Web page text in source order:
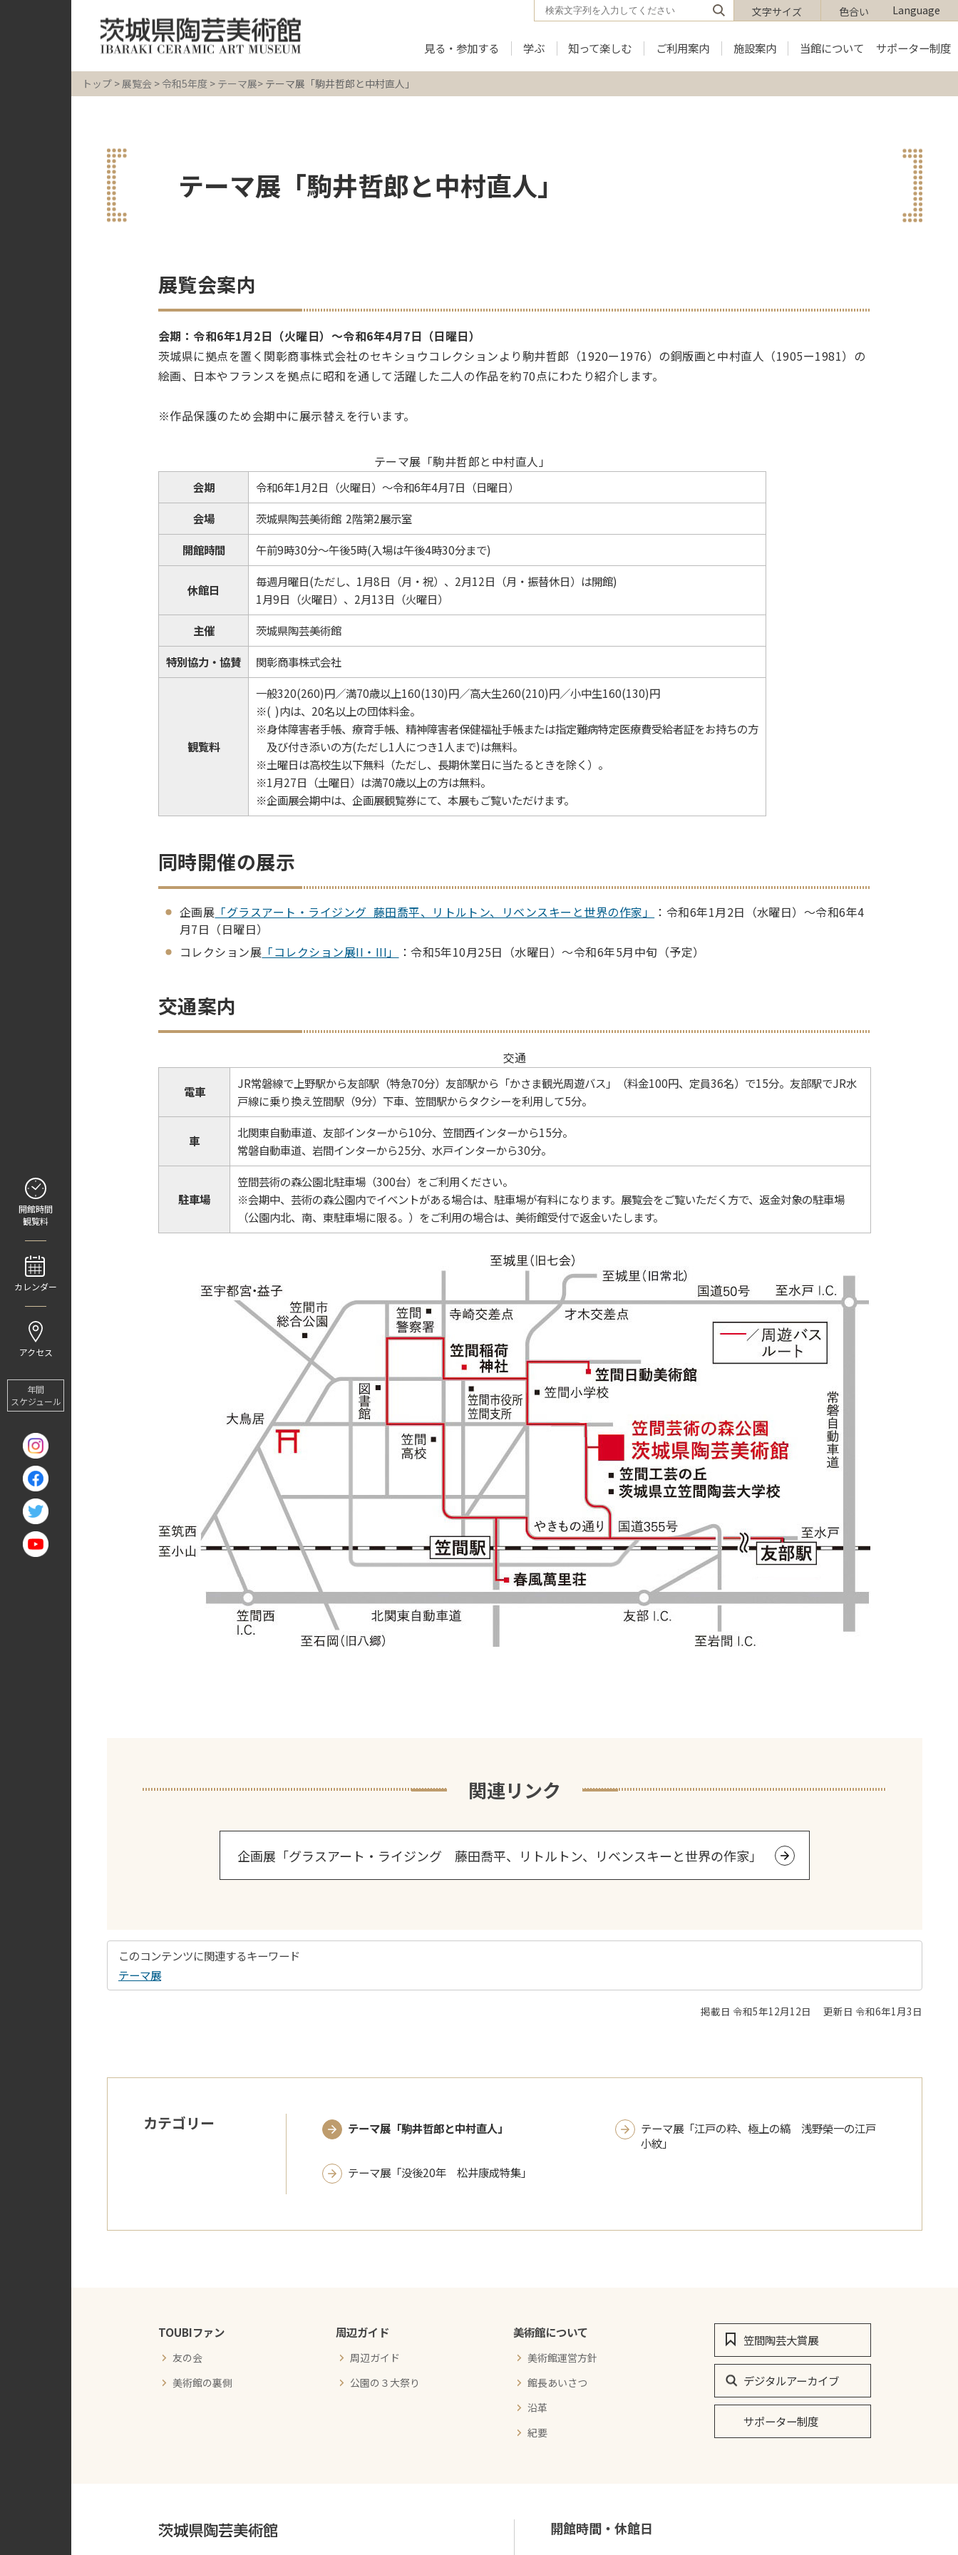
色合い
文字サイズ Language
見る・参加する 学ぶ 知って楽しむ ご利用案内 施設案内 当館について サポーター制度
開館時間
観覧料
カレンダー
アクセス
年間
スケジュール
トップ >展覧会 > 令和5年度 > テーマ展> テーマ展「駒井哲郎と中村直人」
テーマ展「駒井哲郎と中村直人」
展覧会案内
会期：令和6年1月2日（火曜日）～令和6年4月7日（日曜日）
茨城県に拠点を置く関彰商事株式会社のセキショウコレクションより駒井哲郎（1920ー1976）の銅版画と中村直人（1905ー1981）の
絵画、日本やフランスを拠点に昭和を通して活躍した二人の作品を約70点にわたり紹介します。
※作品保護のため会期中に展示替えを行います。
テーマ展「駒井哲郎と中村直人」
会期
令和6年1月2日（火曜日）～令和6年4月7日（日曜日）
会場
茨城県陶芸美術館 2階第2展示室
開館時間
午前9時30分～午後5時(入場は午後4時30分まで)
休館日
毎週月曜日(ただし、1月8日（月・祝）、2月12日（月・振替休日）は開館)
1月9日（火曜日）、2月13日（火曜日）
主催
茨城県陶芸美術館
特別協力・協賛
関彰商事株式会社
観覧料
一般320(260)円／満70歳以上160(130)円／高大生260(210)円／小中生160(130)円
※( )内は、20名以上の団体料金。
※身体障害者手帳、療育手帳、精神障害者保健福祉手帳または指定難病特定医療費受給者証をお持ちの方
及び付き添いの方(ただし1人につき1人まで)は無料。
※土曜日は高校生以下無料（ただし、長期休業日に当たるときを除く）。
※1月27日（土曜日）は満70歳以上の方は無料。
※企画展会期中は、企画展観覧券にて、本展もご覧いただけます。
同時開催の展示
企画展 「グラスアート・ライジング 藤田喬平、リトルトン、リベンスキーと世界の作家」
：令和6年1月2日（水曜日）～令和6年4
月7日（日曜日）
コレクション展 「コレクション展II・III」 ：令和5年10月25日（水曜日）～令和6年5月中旬（予定）
交通案内
交通
電車
JR常磐線で上野駅から友部駅（特急70分）友部駅から「かさま観光周遊バス」（料金100円、定員36名）で15分。友部駅でJR水
戸線に乗り換え笠間駅（9分）下車、笠間駅からタクシーを利用して5分。
車
北関東自動車道、友部インターから10分、笠間西インターから15分。
常磐自動車道、岩間インターから25分、水戸インターから30分。
駐車場
笠間芸術の森公園北駐車場（300台）をご利用ください。
※会期中、芸術の森公園内でイベントがある場合は、駐車場が有料になります。展覧会をご覧いただく方で、返金対象の駐車場
（公園内北、南、東駐車場に限る。）をご利用の場合は、美術館受付で返金いたします。
関連リンク
企画展「グラスアート・ライジング 藤田喬平、リトルトン、リベンスキーと世界の作家」
このコンテンツに関連するキーワード
テーマ展
掲載日 令和5年12月12日 更新日 令和6年1月3日
カテゴリー テーマ展「駒井哲郎と中村直人」
テーマ展「江戸の粋、極上の縞 浅野榮一の江戸
小紋」
テーマ展「没後20年 松井康成特集」
TOUBIファン
友の会
美術館の裏側
周辺ガイド
周辺ガイド
公園の３大祭り
美術館について
美術館運営方針
館長あいさつ
沿革
紀要
笠間陶芸大賞展
デジタルアーカイブ
サポーター制度
開館時間・休館日